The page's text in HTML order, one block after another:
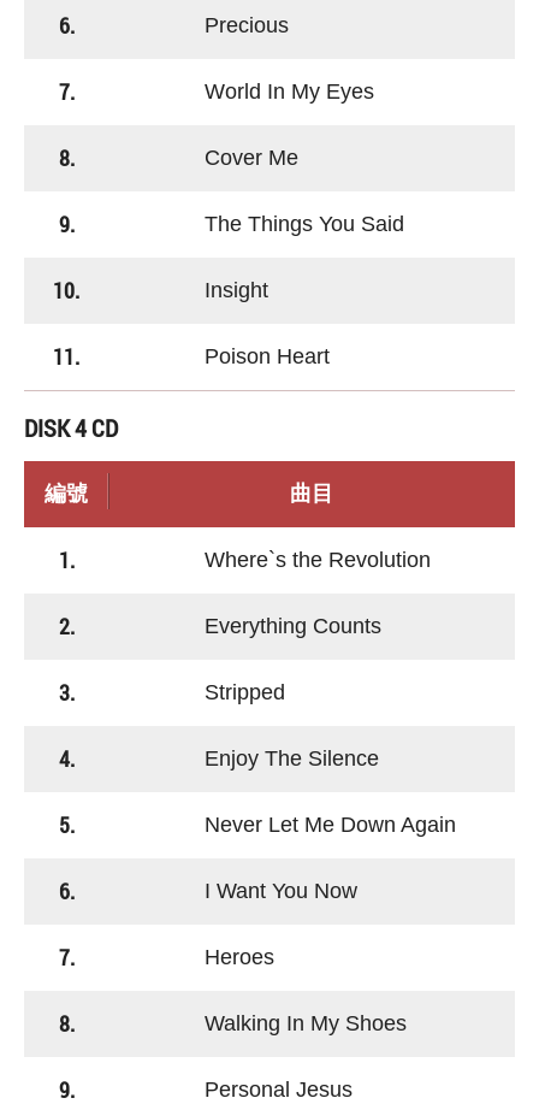
6. Precious
7. World In My Eyes
8. Cover Me
9. The Things You Said
10. Insight
11. Poison Heart
DISK 4 CD
編號 曲目
1. Where`s the Revolution
2. Everything Counts
3. Stripped
4. Enjoy The Silence
5. Never Let Me Down Again
6. I Want You Now
7. Heroes
8. Walking In My Shoes
9. Personal Jesus